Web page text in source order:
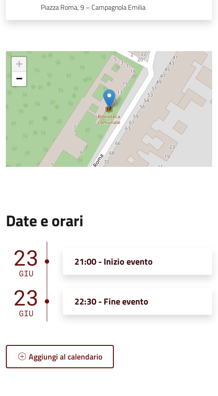
Piazza Roma, 9 – Campagnola Emilia
+
−
Date e orari
23
GIU
21:00 - Inizio evento
23
GIU
22:30 - Fine evento
Aggiungi al calendario